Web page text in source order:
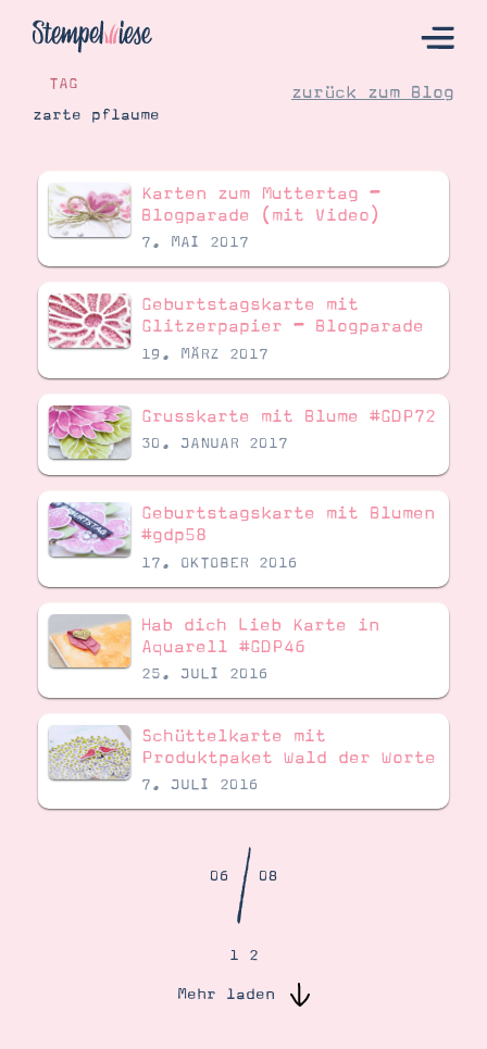
Hier Starten
Katalog
Bestellen
Angebote
Demonstrator werden
Blog
Gutscheine
Produkte erklärt
Über mich
Tipps & Tricks
Ordnungstipps
TAG
zarte pflaume
zurück zum Blog
Karten zum Muttertag –
Blogparade (mit Video)
7. MAI 2017
Geburtstagskarte mit
Glitzerpapier – Blogparade
19. MÄRZ 2017
Grusskarte mit Blume #GDP72
30. JANUAR 2017
Geburtstagskarte mit Blumen
#gdp58
17. OKTOBER 2016
Hab dich Lieb Karte in
Aquarell #GDP46
25. JULI 2016
Schüttelkarte mit
Produktpaket Wald der Worte
7. JULI 2016
06/08
1 2
Mehr laden